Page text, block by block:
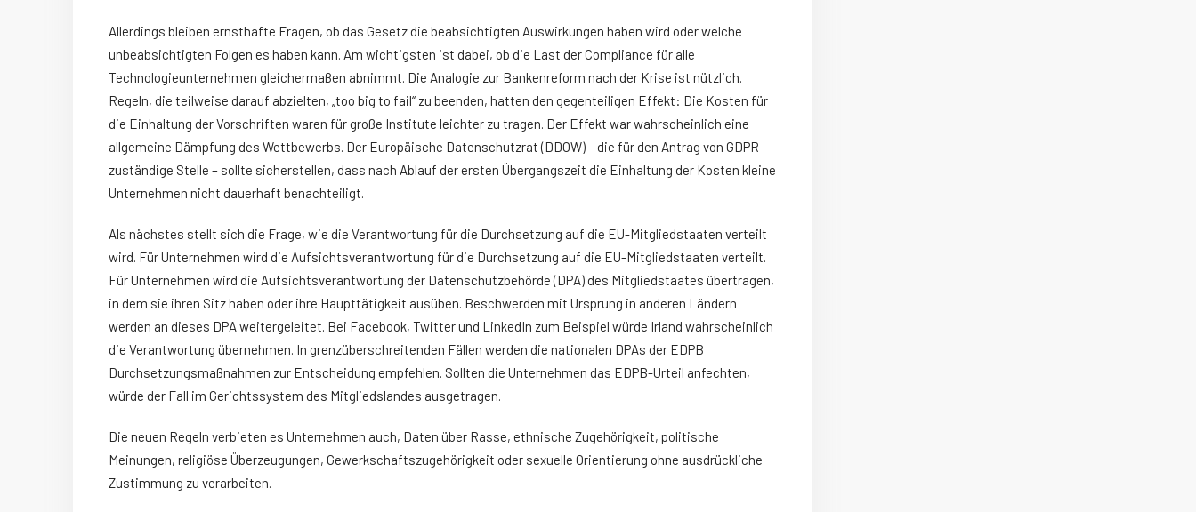
Allerdings bleiben ernsthafte Fragen, ob das Gesetz die beabsichtigten Auswirkungen haben wird oder welche
unbeabsichtigten Folgen es haben kann. Am wichtigsten ist dabei, ob die Last der Compliance für alle
Technologieunternehmen gleichermaßen abnimmt. Die Analogie zur Bankenreform nach der Krise ist nützlich.
Regeln, die teilweise darauf abzielten, „too big to fail“ zu beenden, hatten den gegenteiligen Effekt: Die Kosten für
die Einhaltung der Vorschriften waren für große Institute leichter zu tragen. Der Effekt war wahrscheinlich eine
allgemeine Dämpfung des Wettbewerbs. Der Europäische Datenschutzrat (DDOW) – die für den Antrag von GDPR
zuständige Stelle – sollte sicherstellen, dass nach Ablauf der ersten Übergangszeit die Einhaltung der Kosten kleine
Unternehmen nicht dauerhaft benachteiligt.
Als nächstes stellt sich die Frage, wie die Verantwortung für die Durchsetzung auf die EU-Mitgliedstaaten verteilt
wird. Für Unternehmen wird die Aufsichtsverantwortung für die Durchsetzung auf die EU-Mitgliedstaaten verteilt.
Für Unternehmen wird die Aufsichtsverantwortung der Datenschutzbehörde (DPA) des Mitgliedstaates übertragen,
in dem sie ihren Sitz haben oder ihre Haupttätigkeit ausüben. Beschwerden mit Ursprung in anderen Ländern
werden an dieses DPA weitergeleitet. Bei Facebook, Twitter und LinkedIn zum Beispiel würde Irland wahrscheinlich
die Verantwortung übernehmen. In grenzüberschreitenden Fällen werden die nationalen DPAs der EDPB
Durchsetzungsmaßnahmen zur Entscheidung empfehlen. Sollten die Unternehmen das EDPB-Urteil anfechten,
würde der Fall im Gerichtssystem des Mitgliedslandes ausgetragen.
Die neuen Regeln verbieten es Unternehmen auch, Daten über Rasse, ethnische Zugehörigkeit, politische
Meinungen, religiöse Überzeugungen, Gewerkschaftszugehörigkeit oder sexuelle Orientierung ohne ausdrückliche
Zustimmung zu verarbeiten.